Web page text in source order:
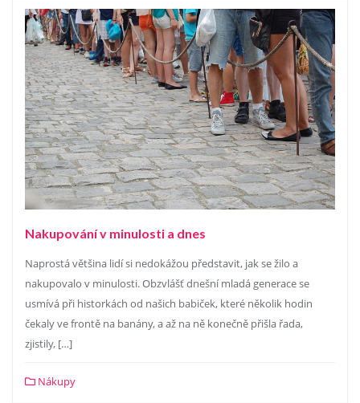
Nakupování v minulosti a dnes
Naprostá většina lidí si nedokážou představit, jak se žilo a
nakupovalo v minulosti. Obzvlášť dnešní mladá generace se
usmívá při historkách od našich babiček, které několik hodin
čekaly ve frontě na banány, a až na ně konečně přišla řada,
zjistily, […]
Nákupy